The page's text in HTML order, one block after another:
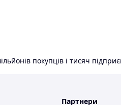
покупців і тисяч
Партнери